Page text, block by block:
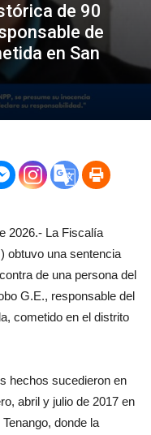
de 90
de
en San
2026.- La Fiscalía
obtuvo una sentencia
de una persona del
G.E., responsable del
cometido en el distrito
hechos sucedieron en
abril y julio de 2017 en
donde la